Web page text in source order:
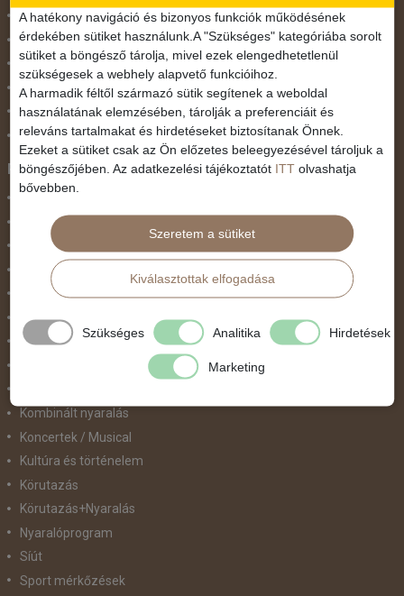
November 1.
Október 23.
Pünkösdi utazás
Szilveszter
Tavaszi szünet
Valentin nap
Programtípus
Belépőjegy
Egyéni út
Egzotikus út
Fesztiválok
Golfút
Gyalogtúra
Kombinált nyaralás
Koncertek / Musical
Kultúra és történelem
Körutazás
Körutazás+Nyaralás
Nyaralóprogram
Síút
Sport mérkőzések
A hatékony navigáció és bizonyos funkciók működésének
érdekében sütiket használunk.A "Szükséges" kategóriába sorolt
sütiket a böngésző tárolja, mivel ezek elengedhetetlenül
szükségesek a webhely alapvető funkcióihoz.
A harmadik féltől származó sütik segítenek a weboldal
használatának elemzésében, tárolják a preferenciáit és
releváns tartalmakat és hirdetéseket biztosítanak Önnek.
Ezeket a sütiket csak az Ön előzetes beleegyezésével tároljuk a
böngészőjében. Az adatkezelési tájékoztatót ITT olvashatja
bővebben.
Szeretem a sütiket
Kiválasztottak elfogadása
Szükséges Analitika Hirdetések
Marketing